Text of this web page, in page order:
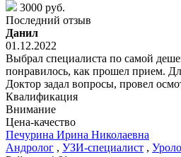
3000 руб.
Последний отзыв
Данил
01.12.2022
Выбрал специалиста по самой
понравилось, как прошел прием.
Доктор задал вопросы, провел
Квалификация
Внимание
Цена-качество
Печурина Ирина Николаевна
Андролог , УЗИ-специалист ,